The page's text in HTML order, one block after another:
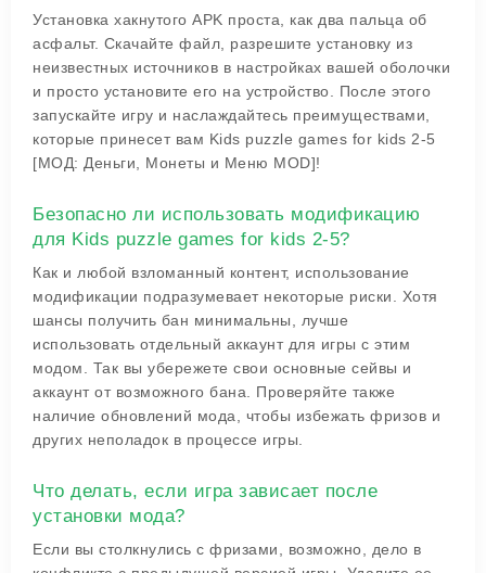
Установка хакнутого APK проста, как два пальца об
асфальт. Скачайте файл, разрешите установку из
неизвестных источников в настройках вашей оболочки
и просто установите его на устройство. После этого
запускайте игру и наслаждайтесь преимуществами,
которые принесет вам Kids puzzle games for kids 2-5
[МОД: Деньги, Монеты и Меню MOD]!
Безопасно ли использовать модификацию
для Kids puzzle games for kids 2-5?
Как и любой взломанный контент, использование
модификации подразумевает некоторые риски. Хотя
шансы получить бан минимальны, лучше
использовать отдельный аккаунт для игры с этим
модом. Так вы убережете свои основные сейвы и
аккаунт от возможного бана. Проверяйте также
наличие обновлений мода, чтобы избежать фризов и
других неполадок в процессе игры.
Что делать, если игра зависает после
установки мода?
Если вы столкнулись с фризами, возможно, дело в